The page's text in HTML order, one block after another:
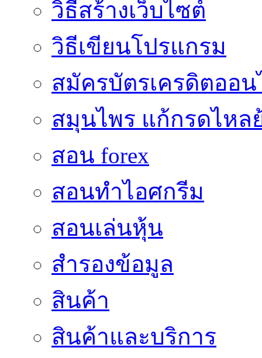
วิธีสร้างเว็บไซต์
วิธีเขียนโปรแกรม
สมัครบัตรเครดิตออ
สมุนไพร แก้กรดไหล
สอน forex
สอนทำไอศกรีม
สอนเล่นหุ้น
สำรองข้อมูล
สินค้า
สินค้าและบริการ